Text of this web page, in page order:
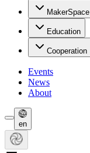
MakerSpace
Education
Cooperation
Events
News
About
en